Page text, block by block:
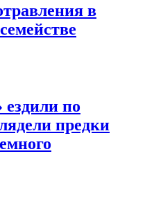
в
ездили по
предки